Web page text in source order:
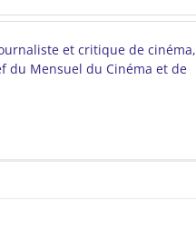
et critique de cinéma,
du Mensuel du Cinéma et de